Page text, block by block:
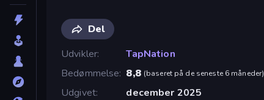
Del
Udvikler
TapNation
Bedømmelse 8,8 (baseret på de seneste 6 måneder)
Udgivet
december 2025